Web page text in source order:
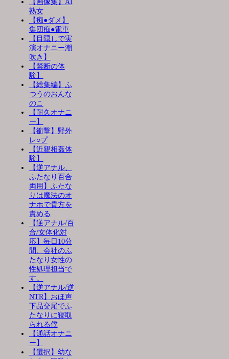
【画像集】AI
熟女
【痴●ダメ】
集団痴●電車
【目隠しで実
演オナニー潮
吹き】
【禁断の体
験】
【総集編】ふ
つうのおんな
のこ
【耐久オナニ
ー】
【衝撃】野外
レ○プ
【近親相姦体
験】
【逆アナル、
ふたなり百合
両用】ふたな
りは魔法のオ
ナホで貴方を
責める
【逆アナル/百
合/女体化対
応】毎日10分
間、会社のふ
たなり女性の
性処理担当で
す。
【逆アナル/逆
NTR】おほ声
下品交尾でふ
たなりに寝取
られる僕
【通話オナニ
ー】
【選択】幼な